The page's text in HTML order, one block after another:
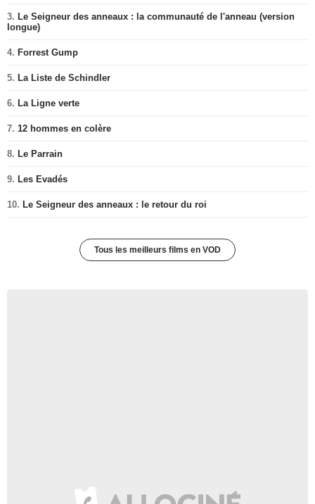
3. Le Seigneur des anneaux : la communauté de l'anneau (version
longue)
4. Forrest Gump
5. La Liste de Schindler
6. La Ligne verte
7. 12 hommes en colère
8. Le Parrain
9. Les Evadés
10. Le Seigneur des anneaux : le retour du roi
Tous les meilleurs films en VOD